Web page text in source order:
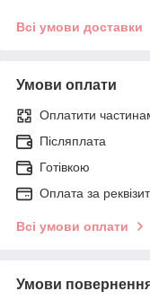
Всі умови доставки
Умови оплати
Оплатити
Післяплата
Готівкою
Оплата за
Всі умови оплати
Умови